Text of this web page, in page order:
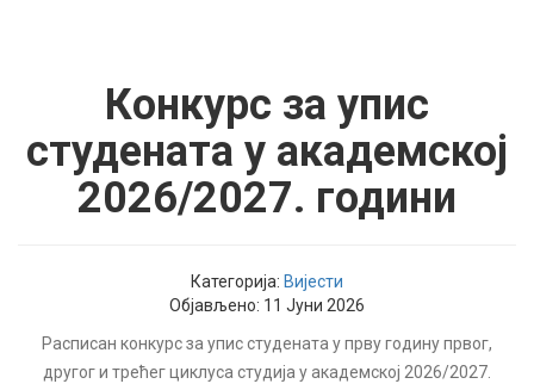
Конкурс за упис
студената у академској
2026/2027. години
Категорија: Вијести
Објављено: 11 Јуни 2026
Расписан конкурс за упис студената у прву годину првог,
другог и трећег циклуса студија у академској 2026/2027.